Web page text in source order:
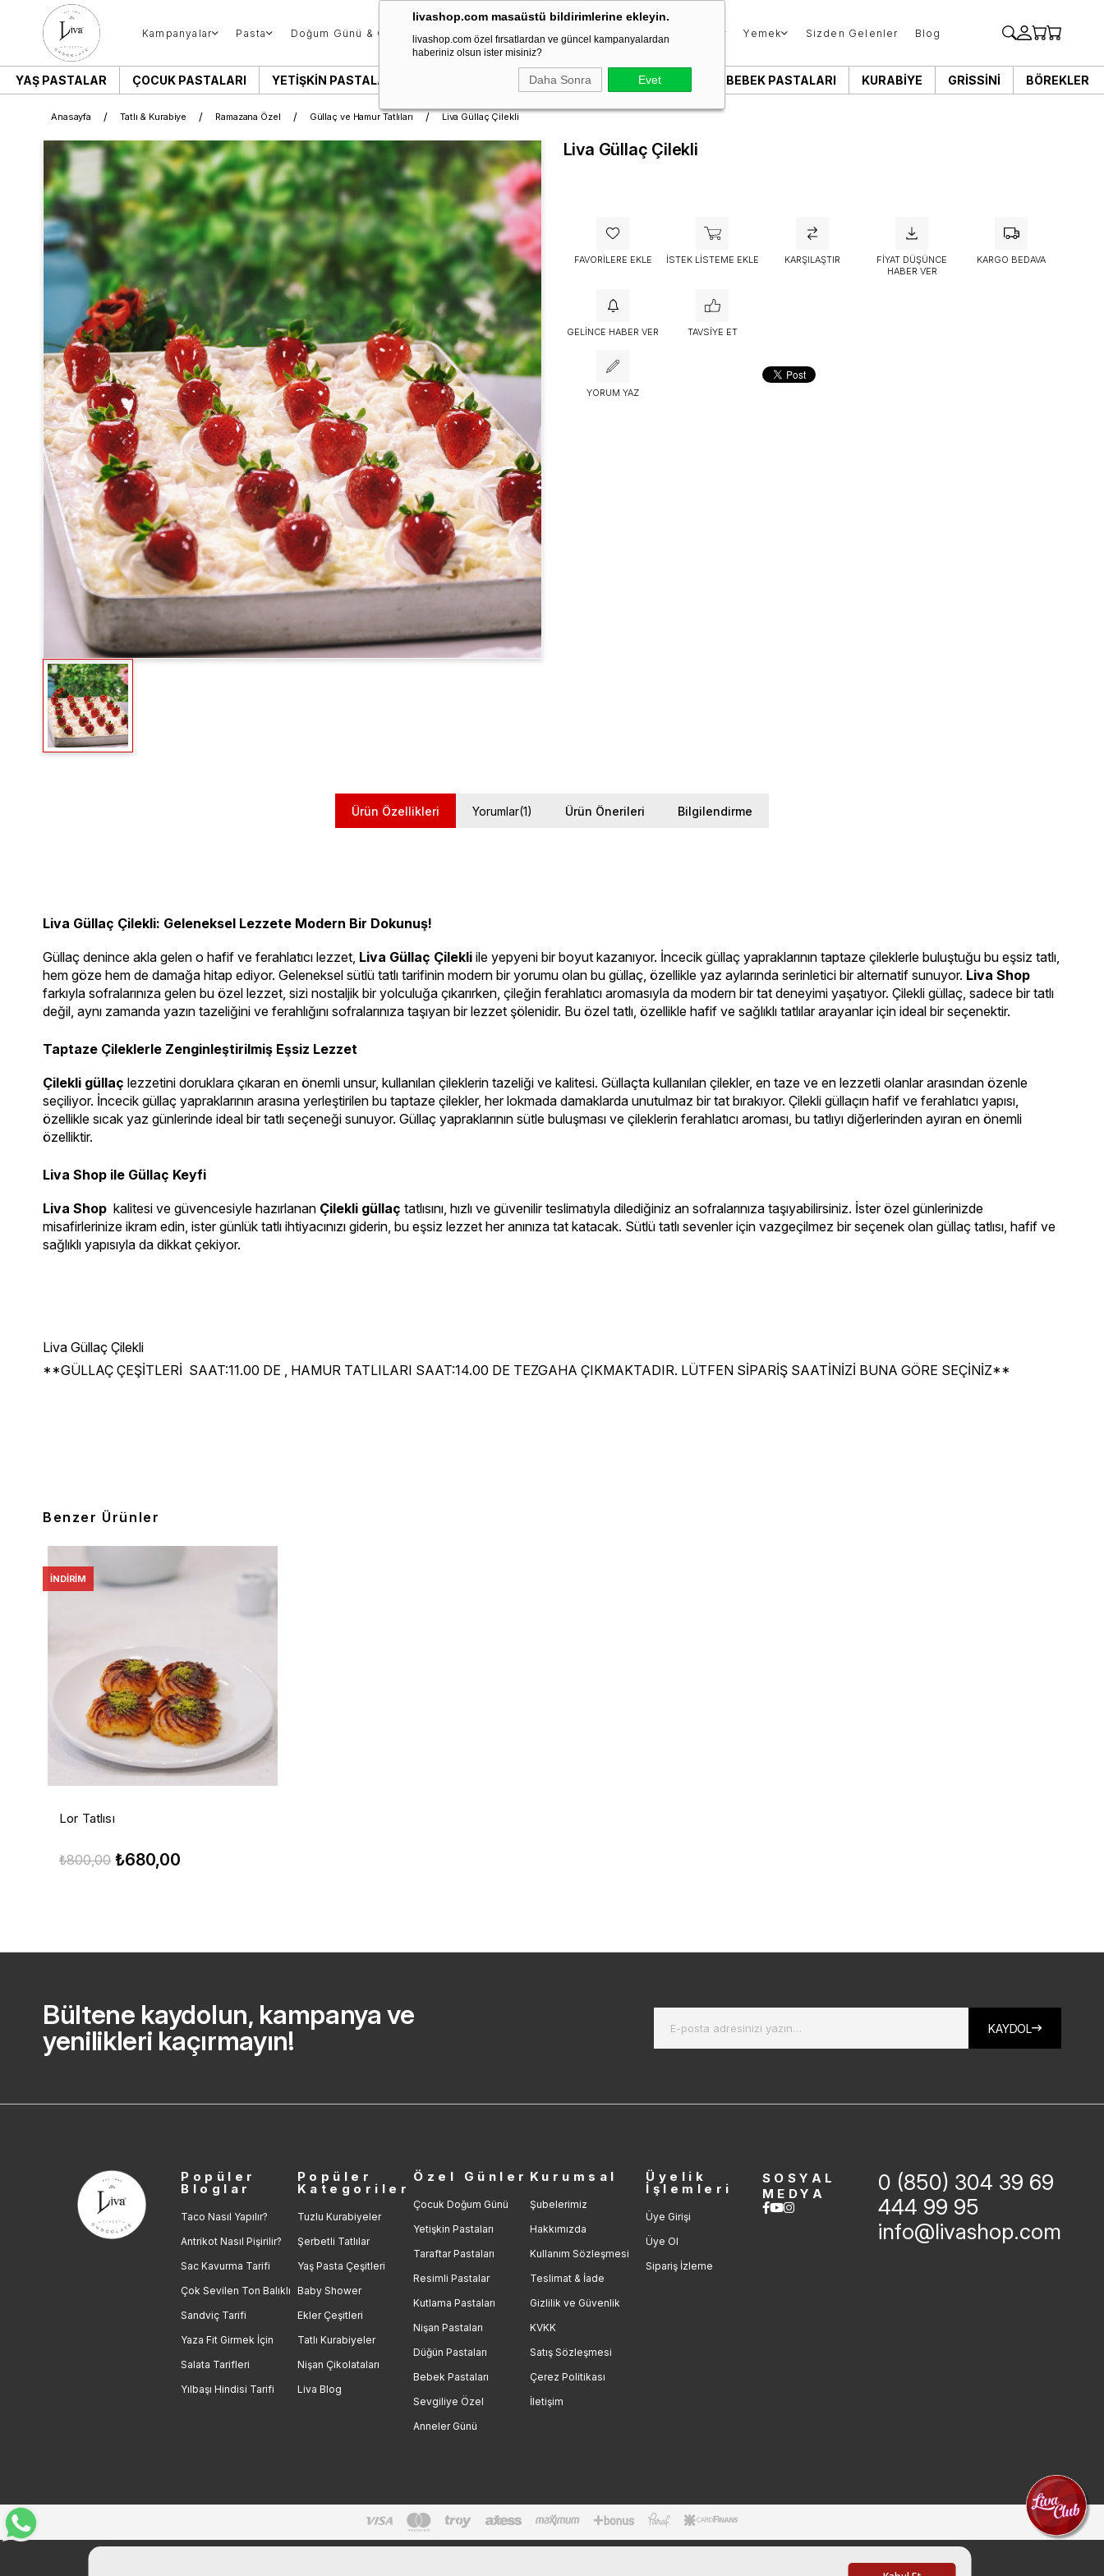
livashop.com masaüstü bildirimlerine ekleyin.
livashop.com özel fırsatlardan ve güncel kampanyalardan
haberiniz olsun ister misiniz?
Daha Sonra Evet
Kampanyalar Pasta Doğum Günü & Özel Gün Donut & Berliner Çikolata Tatlı & Kurabiye Yemek Sizden Gelenler Blog
YAŞ PASTALAR ÇOCUK PASTALARI YETIŞKIN PASTALARI SÖZ & NIŞAN PASTALARI BEBEK PASTALARI KURABIYE GRISSINI BÖREKLER
Anasayfa Tatlı & Kurabiye Ramazana Özel Güllaç ve Hamur Tatlıları Liva Güllaç Çilekli
Liva Güllaç Çilekli
FAVORILERE EKLE İSTEK LISTEME EKLE KARŞILAŞTIR
FIYAT DÜŞÜNCE
HABER VER
KARGO BEDAVA
GELINCE HABER VER TAVSIYE ET
YORUM YAZ
Ürün Özellikleri Yorumlar(1) Ürün Önerileri Bilgilendirme
Liva Güllaç Çilekli: Geleneksel Lezzete Modern Bir Dokunuş!
Güllaç denince akla gelen o hafif ve ferahlatıcı lezzet, Liva Güllaç Çilekli ile yepyeni bir boyut kazanıyor. İncecik güllaç yapraklarının taptaze çileklerle buluştuğu bu eşsiz tatlı,
hem göze hem de damağa hitap ediyor. Geleneksel sütlü tatlı tarifinin modern bir yorumu olan bu güllaç, özellikle yaz aylarında serinletici bir alternatif sunuyor.
farkıyla sofralarınıza gelen bu özel lezzet, sizi nostaljik bir yolculuğa çıkarırken, çileğin ferahlatıcı aromasıyla da modern bir tat deneyimi yaşatıyor. Çilekli güllaç, sadece bir tatlı
değil, aynı zamanda yazın tazeliğini ve ferahlığını sofralarınıza taşıyan bir lezzet şölenidir. Bu özel tatlı, özellikle hafif ve sağlıklı tatlılar arayanlar için ideal bir seçenektir.
Taptaze Çileklerle Zenginleştirilmiş Eşsiz Lezzet
Çilekli güllaç lezzetini doruklara çıkaran en önemli unsur, kullanılan çileklerin tazeliği ve kalitesi. Güllaçta kullanılan çilekler, en taze ve en lezzetli olanlar arasından özenle
seçiliyor. İncecik güllaç yapraklarının arasına yerleştirilen bu taptaze çilekler, her lokmada damaklarda unutulmaz bir tat bırakıyor. Çilekli güllaçın hafif ve ferahlatıcı yapısı,
özellikle sıcak yaz günlerinde ideal bir tatlı seçeneği sunuyor. Güllaç yapraklarının sütle buluşması ve çileklerin ferahlatıcı aroması, bu tatlıyı diğerlerinden ayıran en önemli
özelliktir.
Liva Shop ile Güllaç Keyfi
Liva Shop kalitesi ve güvencesiyle hazırlanan Çilekli güllaç tatlısını, hızlı ve güvenilir teslimatıyla dilediğiniz an sofralarınıza taşıyabilirsiniz. İster özel günlerinizde
misafirlerinize ikram edin, ister günlük tatlı ihtiyacınızı giderin, bu eşsiz lezzet her anınıza tat katacak. Sütlü tatlı sevenler için vazgeçilmez bir seçenek olan güllaç tatlısı, hafif ve
sağlıklı yapısıyla da dikkat çekiyor.
Liva Güllaç Çilekli
**GÜLLAÇ ÇEŞİTLERİ SAAT:11.00 DE , HAMUR TATLILARI SAAT:14.00 DE TEZGAHA ÇIKMAKTADIR. LÜTFEN SİPARİŞ SAATİNİZİ BUNA GÖRE SEÇİNİZ**
Benzer Ürünler
Lor Tatlısı
₺680,00
₺800,00
İNDIRIM
Bültene kaydolun, kampanya ve
yenilikleri kaçırmayın!
KAYDOL
Popüler
Bloglar
Taco Nasıl Yapılır?
Antrikot Nasıl Pişirilir?
Sac Kavurma Tarifi
Çok Sevilen Ton Balıklı
Sandviç Tarifi
Yaza Fit Girmek İçin
Salata Tarifleri
Yılbaşı Hindisi Tarifi
Popüler
Kategoriler
Tuzlu Kurabiyeler
Şerbetli Tatlılar
Yaş Pasta Çeşitleri
Baby Shower
Ekler Çeşitleri
Tatlı Kurabiyeler
Nişan Çikolataları
Liva Blog
Özel Günler
Çocuk Doğum Günü
Yetişkin Pastaları
Taraftar Pastaları
Resimli Pastalar
Kutlama Pastaları
Nişan Pastaları
Düğün Pastaları
Bebek Pastaları
Sevgiliye Özel
Anneler Günü
Kurumsal
Şubelerimiz
Hakkımızda
Kullanım Sözleşmesi
Teslimat & İade
Gizlilik ve Güvenlik
KVKK
Satış Sözleşmesi
Çerez Politikası
İletişim
Üyelik
İşlemleri
Üye Girişi
Üye Ol
Sipariş İzleme
SOSYAL
MEDYA
0 (850) 304 39 69
444 99 95
info@livashop.com